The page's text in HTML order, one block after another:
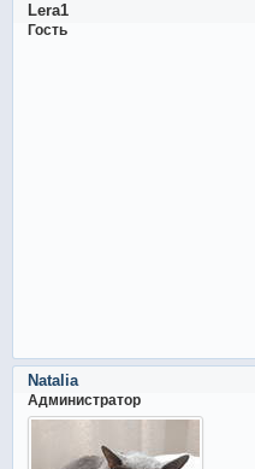
Lera1
Гость
Natalia
Администратор